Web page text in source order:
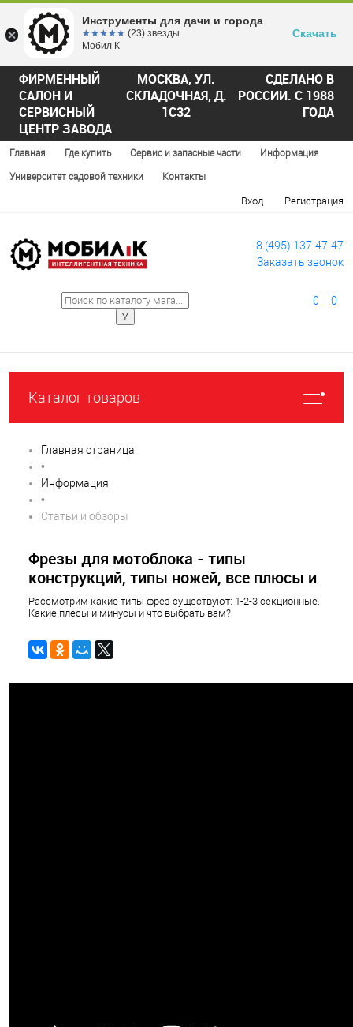
ФИРМЕННЫЙ
САЛОН И
СЕРВИСНЫЙ
ЦЕНТР ЗАВОДА
МОСКВА, УЛ.
СКЛАДОЧНАЯ, Д.
1С32
СДЕЛАНО В
РОССИИ. С 1988
ГОДА
Главная Где купить Сервис и запасные части Информация
Университет садовой техники Контакты
Вход Регистрация
8 (495) 137-47-47
Заказать звонок
0 0
Каталог товаров
Главная страница
•
Информация
•
Статьи и обзоры
Фрезы для мотоблока - типы
конструкций, типы ножей, все плюсы и
минусы
Рассмотрим какие типы фрез существуют: 1-2-3 секционные.
Какие плесы и минусы и что выбрать вам?
Инструменты для дачи и города
☆☆☆☆☆
★★★★★ (23) звезды
Мобил К
Скачать